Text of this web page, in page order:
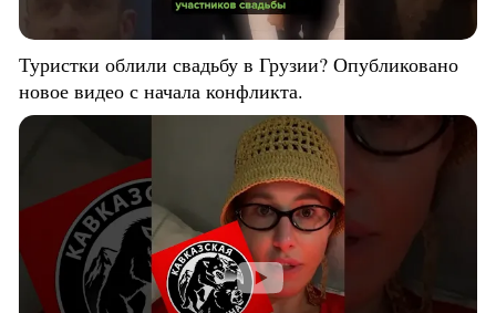
Туристки облили свадьбу в Грузии? Опубликовано
новое видео с начала конфликта.